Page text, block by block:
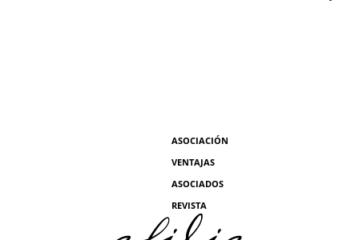
ASOCIACIÓN
VENTAJAS
ASOCIADOS
REVISTA